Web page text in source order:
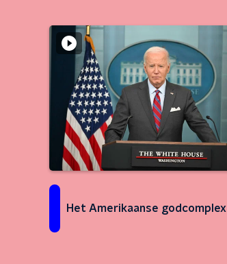
Het Amerikaanse godcomplex